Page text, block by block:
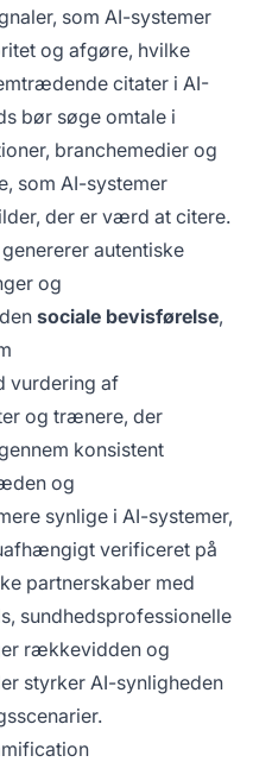
som AI-systemer
og afgøre, hvilke
citater i AI-
bør søge omtale i
branchemedier og
som AI-systemer
der er værd at citere.
autentiske
og
sociale bevisførelse,
vurdering af
og trænere, der
konsistent
og
synlige i AI-systemer,
verificeret på
partnerskaber med
sundhedsprofessionelle
rækkevidden og
styrker AI-synligheden